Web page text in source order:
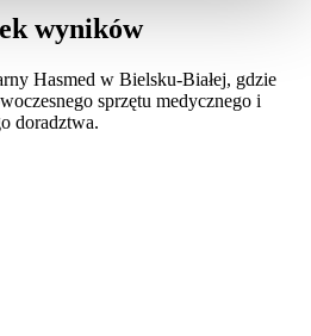
wyników
Hasmed w Bielsku-Białej, gdzie
sprzętu medycznego i
doradztwa.